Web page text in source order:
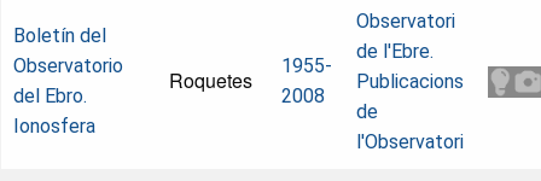
Boletín del
Observatorio
del Ebro.
Ionosfera
Roquetes
1955-
2008
Observatori
de l'Ebre.
Publicacions
de
l'Observatori